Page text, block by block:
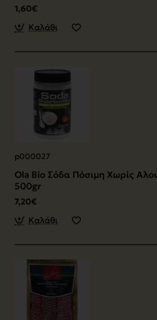
1,60€
Καλάθι
p000027
Ola Bio Σόδα Πόσιμη Χωρίς
500gr
7,20€
Καλάθι